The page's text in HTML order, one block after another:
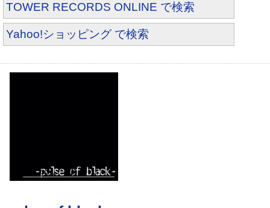
TOWER RECORDS ONLINE で検索
Yahoo!ショッピング で検索
原色レイトショー